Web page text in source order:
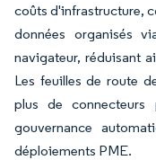
coûts d'infrastructure,
données organisés
navigateur, réduisant
Les feuilles de route
plus de
gouvernance
déploiements PME.